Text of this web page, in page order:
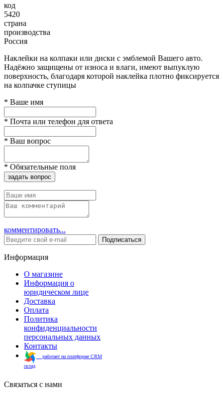
код
5420
страна
производства
Россия
Наклейки на колпаки или диски с эмблемой Вашего авто.
Надёжно защищены от износа и влаги, имеют выпуклую
поверхность, благодаря которой наклейка плотно фиксируется
на колпачке ступицы
* Ваше имя
* Почта или телефон для ответа
* Ваш вопрос
* Обязательные поля
задать вопрос
комментировать...
Подписаться
Информация
О магазине
Информация о
юридическом лице
Доставка
Оплата
Политика
конфиденциальности
персональных данных
Контакты
работает на платформе CRM
склад
Связаться с нами